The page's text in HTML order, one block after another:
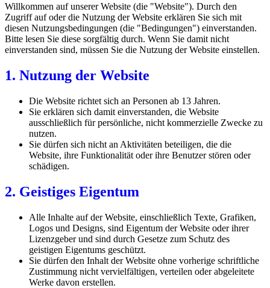
Willkommen auf unserer Website (die "Website"). Durch den
Zugriff auf oder die Nutzung der Website erklären Sie sich mit
diesen Nutzungsbedingungen (die "Bedingungen") einverstanden.
Bitte lesen Sie diese sorgfältig durch. Wenn Sie damit nicht
einverstanden sind, müssen Sie die Nutzung der Website einstellen.
1. Nutzung der Website
Die Website richtet sich an Personen ab 13 Jahren.
Sie erklären sich damit einverstanden, die Website
ausschließlich für persönliche, nicht kommerzielle Zwecke zu
nutzen.
Sie dürfen sich nicht an Aktivitäten beteiligen, die die
Website, ihre Funktionalität oder ihre Benutzer stören oder
schädigen.
2. Geistiges Eigentum
Alle Inhalte auf der Website, einschließlich Texte, Grafiken,
Logos und Designs, sind Eigentum der Website oder ihrer
Lizenzgeber und sind durch Gesetze zum Schutz des
geistigen Eigentums geschützt.
Sie dürfen den Inhalt der Website ohne vorherige schriftliche
Zustimmung nicht vervielfältigen, verteilen oder abgeleitete
Werke davon erstellen.